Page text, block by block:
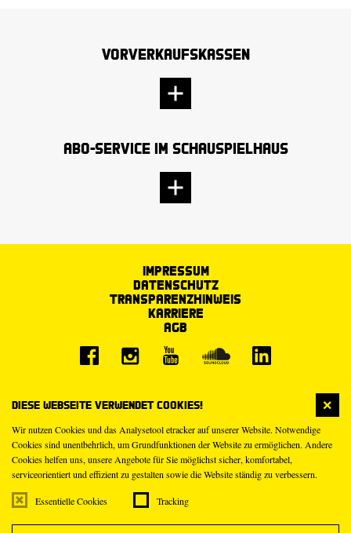
Diese Webseite verwendet Cookies!
Wir nutzen Cookies und das Analysetool etracker auf unserer Website. Notwendige
Cookies sind unentbehrlich, um Grundfunktionen der Website zu ermöglichen. Andere
Cookies helfen uns, unsere Angebote für Sie möglichst sicher, komfortabel,
serviceorientiert und effizient zu gestalten sowie die Website ständig zu verbessern.
Essentielle Cookies Tracking
Vorverkaufskassen
Abo-Service im Schauspielhaus
Impressum
Datenschutz
Transparenzhinweis
Karriere
AGB